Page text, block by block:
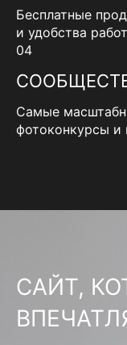
Бесплатные
и удобства
04
Самые
фотоконкурсы и
САЙТ,